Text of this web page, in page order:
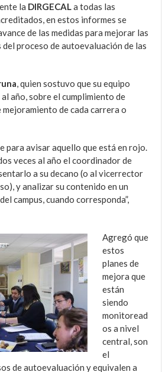
la DIRGECALa todas las
en estos informes se
de las medidas para mejorar las
proceso de autoevaluación de las
, quien sostuvo que su equipo
año, sobre el cumplimiento de
mejoramiento de cada carrera o
para avisar aquello que está en rojo.
veces al año el coordinador de
a su decano (o al vicerrector
y analizar su contenido en un
campus, cuando corresponda”,
Agregó que
estos
planes de
mejora que
están
siendo
monitoread
os a nivel
central, son
el
de autoevaluación y equivalen a